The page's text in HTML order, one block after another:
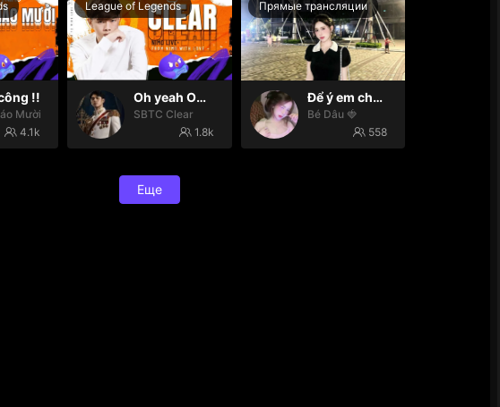
!!
Mười
4.1k
League of Legends
Oh yeah Oh yeah
SBTC Clear
1.8k
Прямые трансляции
Để ý em chút nhaaa ❤️
Bé Dâu 🍓
558
Еще